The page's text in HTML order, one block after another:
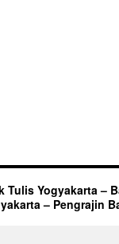
Yogyakarta –
– Pengrajin